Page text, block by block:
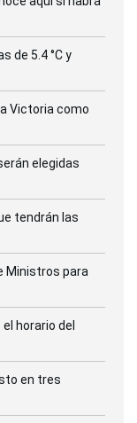
de 5.4 °C y
Victoria como
elegidas
tendrán las
Ministros para
horario del
en tres